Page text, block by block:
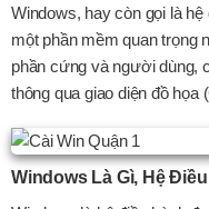
Windows, hay còn gọi là
một phần mềm quan trọng
phần cứng và người dùng,
thông qua giao diện đồ
Windows Là Gì, Hệ